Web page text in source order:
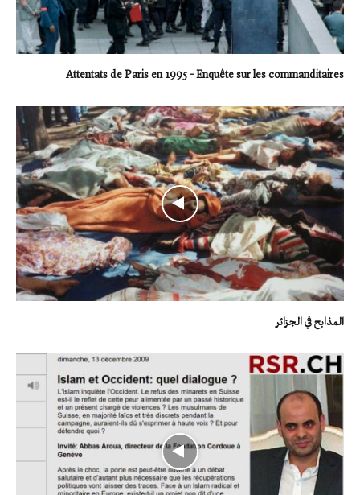
Attentats de Paris en 1995 – Enquête sur les commanditaires
المذابح في الجزائر